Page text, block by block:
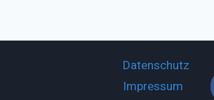
Datenschutz
Impressum